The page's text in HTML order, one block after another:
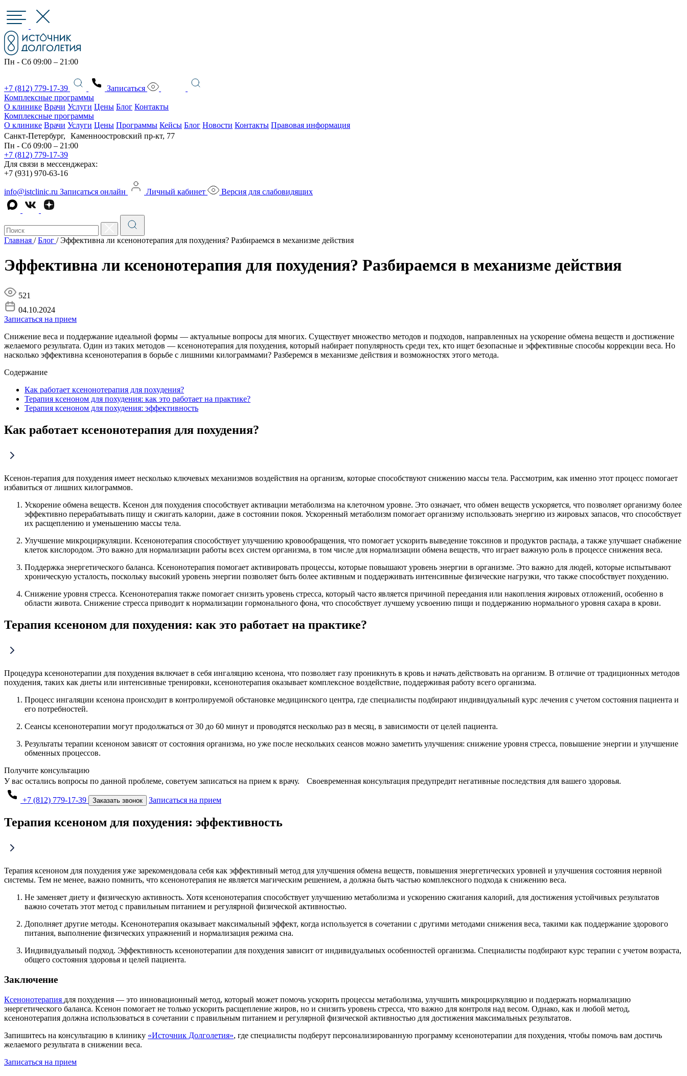
Пн - Сб 09:00 – 21:00
+7 (812) 779-17-39
Записаться
Комплексные программы
О клинике Врачи Услуги Цены Блог Контакты
Комплексные программы
О клинике Врачи Услуги Цены Программы Кейсы Блог Новости Контакты Правовая информация
Санкт-Петербург, Каменноостровский пр-кт, 77
Пн - Сб 09:00 – 21:00
+7 (812) 779-17-39
Для связи в мессенджерах:
+7 (931) 970-63-16
info@istclinic.ru Записаться онлайн Личный кабинет Версия для слабовидящих
Главная / Блог / Эффективна ли ксенонотерапия для похудения? Разбираемся в механизме действия
Эффективна ли ксенонотерапия для похудения? Разбираемся в механизме действия
521
04.10.2024
Записаться на прием
Снижение веса и поддержание идеальной формы — актуальные вопросы для многих. Существует множество методов и подходов, направленных на ускорение обмена веществ и достижение
желаемого результата. Один из таких методов — ксенонотерапия для похудения, который набирает популярность среди тех, кто ищет безопасные и эффективные способы коррекции веса. Но
насколько эффективна ксенонотерапия в борьбе с лишними килограммами? Разберемся в механизме действия и возможностях этого метода.
Содержание
Как работает ксенонотерапия для похудения?
Терапия ксеноном для похудения: как это работает на практике?
Терапия ксеноном для похудения: эффективность
Как работает ксенонотерапия для похудения?
Ксенон-терапия для похудения имеет несколько ключевых механизмов воздействия на организм, которые способствуют снижению массы тела. Рассмотрим, как именно этот процесс помогает
избавиться от лишних килограммов.
Ускорение обмена веществ. Ксенон для похудения способствует активации метаболизма на клеточном уровне. Это означает, что обмен веществ ускоряется, что позволяет организму более
эффективно перерабатывать пищу и сжигать калории, даже в состоянии покоя. Ускоренный метаболизм помогает организму использовать энергию из жировых запасов, что способствует
их расщеплению и уменьшению массы тела.
Улучшение микроциркуляции. Ксенонотерапия способствует улучшению кровообращения, что помогает ускорить выведение токсинов и продуктов распада, а также улучшает снабжение
клеток кислородом. Это важно для нормализации работы всех систем организма, в том числе для нормализации обмена веществ, что играет важную роль в процессе снижения веса.
Поддержка энергетического баланса. Ксенонотерапия помогает активировать процессы, которые повышают уровень энергии в организме. Это важно для людей, которые испытывают
хроническую усталость, поскольку высокий уровень энергии позволяет быть более активным и поддерживать интенсивные физические нагрузки, что также способствует похудению.
Снижение уровня стресса. Ксенонотерапия также помогает снизить уровень стресса, который часто является причиной переедания или накопления жировых отложений, особенно в
области живота. Снижение стресса приводит к нормализации гормонального фона, что способствует лучшему усвоению пищи и поддержанию нормального уровня сахара в крови.
Терапия ксеноном для похудения: как это работает на практике?
Процедура ксенонотерапии для похудения включает в себя ингаляцию ксенона, что позволяет газу проникнуть в кровь и начать действовать на организм. В отличие от традиционных методов
похудения, таких как диеты или интенсивные тренировки, ксенонотерапия оказывает комплексное воздействие, поддерживая работу всего организма.
Процесс ингаляции ксенона происходит в контролируемой обстановке медицинского центра, где специалисты подбирают индивидуальный курс лечения с учетом состояния пациента и
его потребностей.
Сеансы ксенонотерапии могут продолжаться от 30 до 60 минут и проводятся несколько раз в месяц, в зависимости от целей пациента.
Результаты терапии ксеноном зависят от состояния организма, но уже после нескольких сеансов можно заметить улучшения: снижение уровня стресса, повышение энергии и улучшение
обменных процессов.
Получите консультацию
У вас остались вопросы по данной проблеме, советуем записаться на прием к врачу. Своевременная консультация предупредит негативные последствия для вашего здоровья.
+7 (812) 779-17-39 Заказать звонок Записаться на прием
Терапия ксеноном для похудения: эффективность
Терапия ксеноном для похудения уже зарекомендовала себя как эффективный метод для улучшения обмена веществ, повышения энергетических уровней и улучшения состояния нервной
системы. Тем не менее, важно помнить, что ксенонотерапия не является магическим решением, а должна быть частью комплексного подхода к снижению веса.
Не заменяет диету и физическую активность. Хотя ксенонотерапия способствует улучшению метаболизма и ускорению сжигания калорий, для достижения устойчивых результатов
важно сочетать этот метод с правильным питанием и регулярной физической активностью.
Дополняет другие методы. Ксенонотерапия оказывает максимальный эффект, когда используется в сочетании с другими методами снижения веса, такими как поддержание здорового
питания, выполнение физических упражнений и нормализация режима сна.
Индивидуальный подход. Эффективность ксенонотерапии для похудения зависит от индивидуальных особенностей организма. Специалисты подбирают курс терапии с учетом возраста,
общего состояния здоровья и целей пациента.
Заключение
Ксенонотерапия для похудения — это инновационный метод, который может помочь ускорить процессы метаболизма, улучшить микроциркуляцию и поддержать нормализацию
энергетического баланса. Ксенон помогает не только ускорить расщепление жиров, но и снизить уровень стресса, что важно для контроля над весом. Однако, как и любой метод,
ксенонотерапия должна использоваться в сочетании с правильным питанием и регулярной физической активностью для достижения максимальных результатов.
Запишитесь на консультацию в клинику «Источник Долголетия», где специалисты подберут персонализированную программу ксенонотерапии для похудения, чтобы помочь вам достичь
желаемого результата в снижении веса.
Записаться на прием